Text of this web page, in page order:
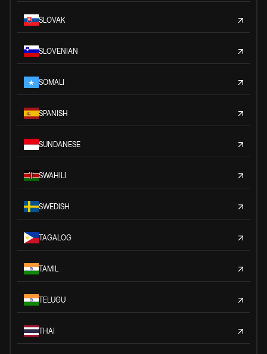
SLOVAK
SLOVENIAN
SOMALI
SPANISH
SUNDANESE
SWAHILI
SWEDISH
TAGALOG
TAMIL
TELUGU
THAI